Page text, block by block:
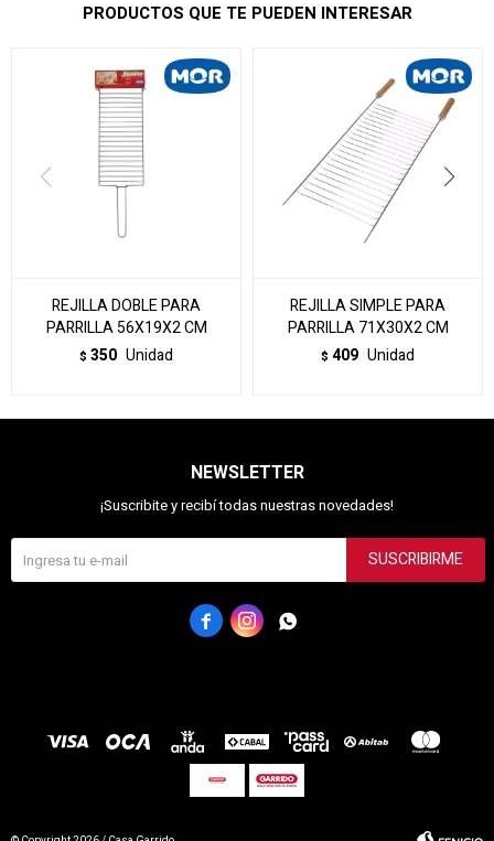
PRODUCTOS QUE TE PUEDEN INTERESAR
REJILLA DOBLE PARA
PARRILLA 56X19X2 CM
$ 350 Unidad
REJILLA SIMPLE PARA
PARRILLA 71X30X2 CM
$ 409 Unidad
NEWSLETTER
¡Suscribite y recibí todas nuestras novedades!
SUSCRIBIRME
  